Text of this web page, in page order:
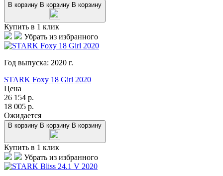
В корзину В корзину В корзину
Купить в 1 клик
Убрать из избранного
Год выпуска: 2020 г.
STARK Foxy 18 Girl 2020
Цена
26 154 р.
18 005 р.
Ожидается
В корзину В корзину В корзину
Купить в 1 клик
Убрать из избранного